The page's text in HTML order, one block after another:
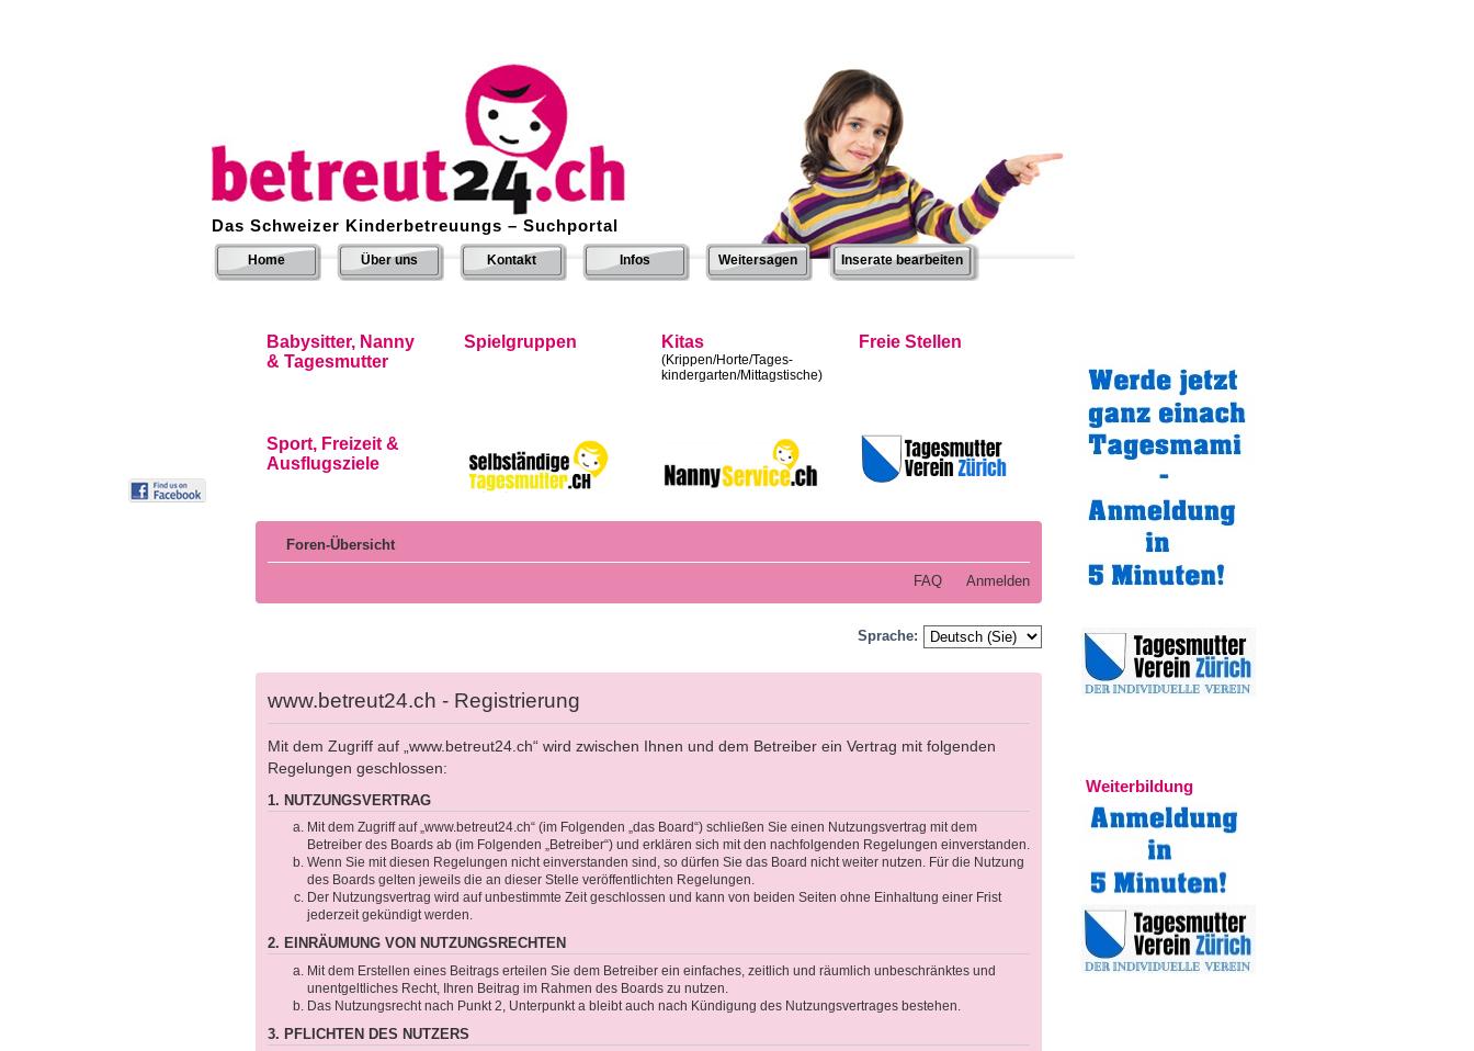
Das Schweizer Kinderbetreuungs – Suchportal
Home Über uns Kontakt Infos Weitersagen Inserate bearbeiten
Babysitter, Nanny
& Tagesmutter
Spielgruppen Kitas
(Krippen/Horte/Tages-
kindergarten/Mittagstische)
Freie Stellen
Sport, Freizeit &
Ausflugsziele
Foren-Übersicht
FAQ Anmelden
Sprache:
www.betreut24.ch - Registrierung
Mit dem Zugriff auf „www.betreut24.ch“ wird zwischen Ihnen und dem Betreiber ein Vertrag mit folgenden
Regelungen geschlossen:
1. NUTZUNGSVERTRAG
Mit dem Zugriff auf „www.betreut24.ch“ (im Folgenden „das Board“) schließen Sie einen Nutzungsvertrag mit dem
Betreiber des Boards ab (im Folgenden „Betreiber“) und erklären sich mit den nachfolgenden Regelungen einverstanden.
Wenn Sie mit diesen Regelungen nicht einverstanden sind, so dürfen Sie das Board nicht weiter nutzen. Für die Nutzung
des Boards gelten jeweils die an dieser Stelle veröffentlichten Regelungen.
Der Nutzungsvertrag wird auf unbestimmte Zeit geschlossen und kann von beiden Seiten ohne Einhaltung einer Frist
jederzeit gekündigt werden.
2. EINRÄUMUNG VON NUTZUNGSRECHTEN
Mit dem Erstellen eines Beitrags erteilen Sie dem Betreiber ein einfaches, zeitlich und räumlich unbeschränktes und
unentgeltliches Recht, Ihren Beitrag im Rahmen des Boards zu nutzen.
Das Nutzungsrecht nach Punkt 2, Unterpunkt a bleibt auch nach Kündigung des Nutzungsvertrages bestehen.
3. PFLICHTEN DES NUTZERS
Weiterbildung